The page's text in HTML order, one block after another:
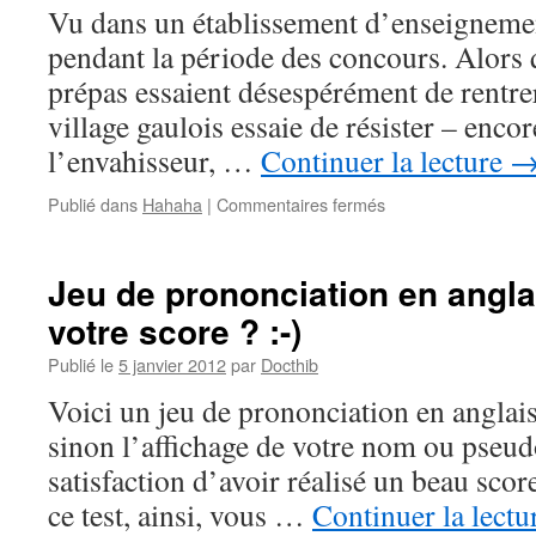
Vu dans un établissement
pendant la période des concours. Alors
prépas essaient désespérément de
village gaulois essaie de résister –
l’envahisseur, … Continuer la lecture
Publié dans Hahaha | Commentaires ferméssur
Jeu de prononciation en
votre score ? :-)
Publié le5 janvier 2012par Docthib
Voici un jeu de prononciation en
sinon l’affichage de votre nom ou
satisfaction d’avoir réalisé un beau
ce test, ainsi, vous … Continuer la